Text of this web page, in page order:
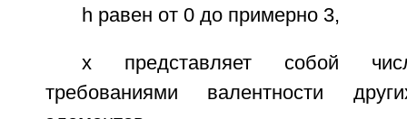
h равен от 0 до примерно 3,
х представляет собой
требованиями валентности